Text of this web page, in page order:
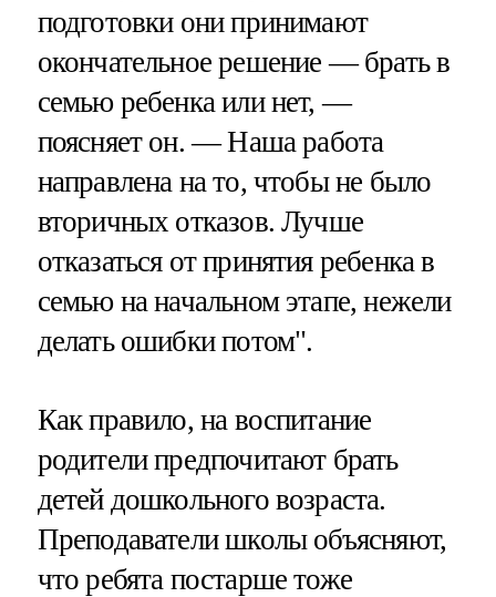
подготовки они принимают
окончательное решение — брать в
семью ребенка или нет, —
поясняет он. — Наша работа
направлена на то, чтобы не было
вторичных отказов. Лучше
отказаться от принятия ребенка в
семью на начальном этапе, нежели
делать ошибки потом".
Как правило, на воспитание
родители предпочитают брать
детей дошкольного возраста.
Преподаватели школы объясняют,
что ребята постарше тоже